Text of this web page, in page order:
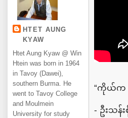
HTET AUNG
KYAW
Htet Aung Kyaw @ Win
Htein was born in 1964
in Tavoy (Dawei),
southern Burma. He
went to Tavoy College
and Moulmein
University for study
“ကိုယ်က
- ဦးသန်